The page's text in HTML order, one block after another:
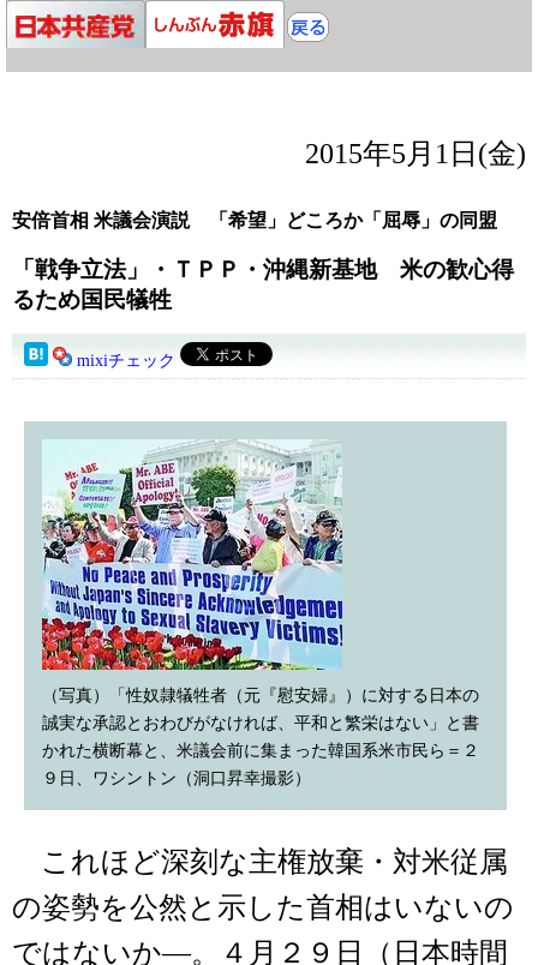
2015年5月1日(金)
安倍首相 米議会演説 「希望」どころか「屈辱」の同盟
「戦争立法」・ＴＰＰ・沖縄新基地 米の歓心得
るため国民犠牲
mixiチェック
（写真）「性奴隷犠牲者（元『慰安婦』）に対する日本の
誠実な承認とおわびがなければ、平和と繁栄はない」と書
かれた横断幕と、米議会前に集まった韓国系米市民ら＝２
９日、ワシントン（洞口昇幸撮影）
これほど深刻な主権放棄・対米従属
の姿勢を公然と示した首相はいないの
ではないか―。４月２９日（日本時間